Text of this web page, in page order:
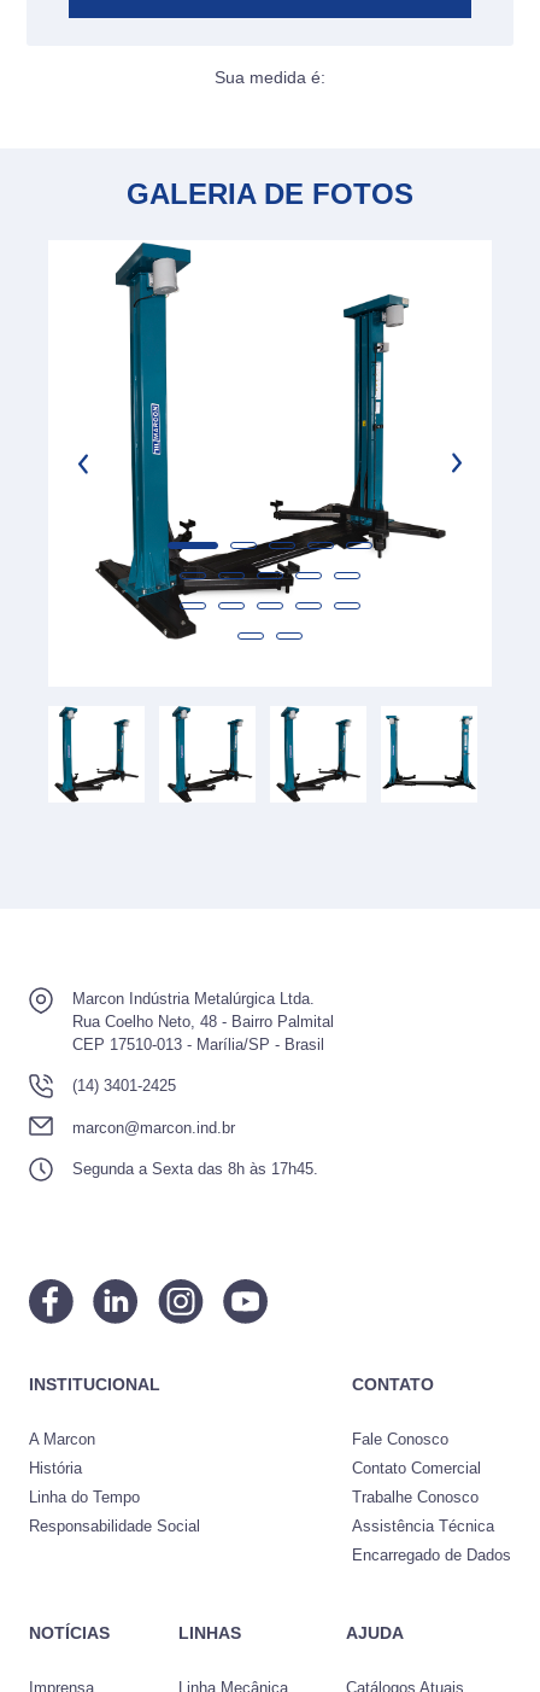
Sua medida é:
GALERIA DE FOTOS
Marcon Indústria Metalúrgica Ltda.
Rua Coelho Neto, 48 - Bairro Palmital
CEP 17510-013 - Marília/SP - Brasil
(14) 3401-2425
marcon@marcon.ind.br
Segunda a Sexta das 8h às 17h45.
INSTITUCIONAL
A Marcon
História
Linha do Tempo
Responsabilidade Social
CONTATO
Fale Conosco
Contato Comercial
Trabalhe Conosco
Assistência Técnica
Encarregado de Dados
NOTÍCIAS
Imprensa
LINHAS
Linha Mecânica
AJUDA
Catálogos Atuais